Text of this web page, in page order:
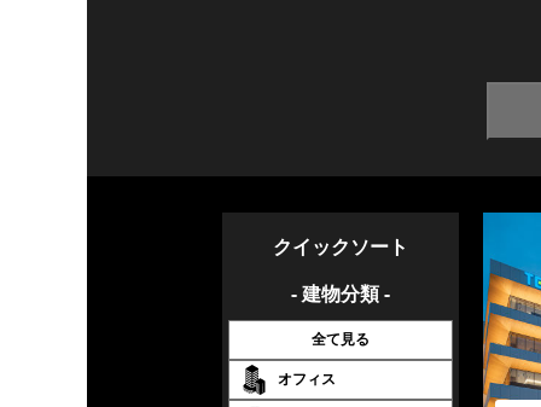
クイックソート
- 建物分類 -
全て見る
オフィス